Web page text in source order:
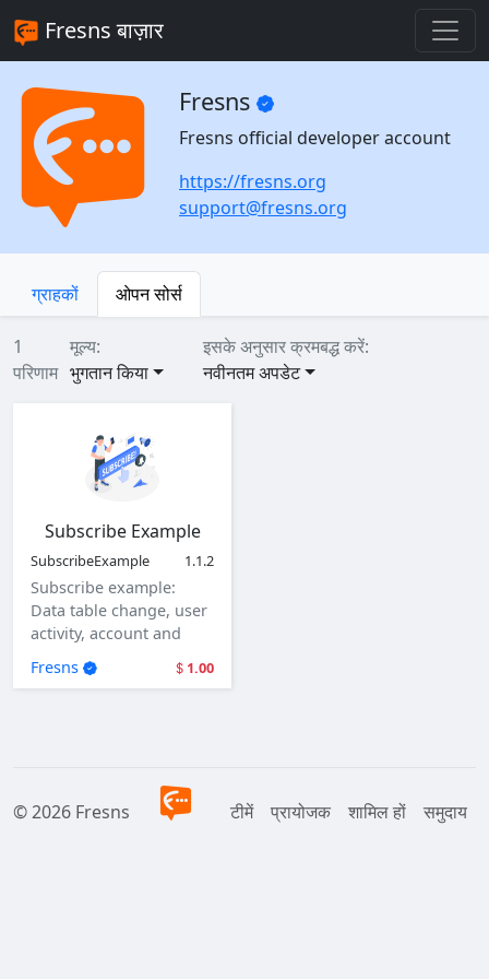
Fresns बाज़ार
Fresns
Fresns official developer account
https://fresns.org
support@fresns.org
ग्राहकों ओपन सोर्स
1
परिणाम
मूल्य:
भुगतान किया
इसके अनुसार क्रमबद्ध करें:
नवीनतम अपडेट
Subscribe Example
SubscribeExample 1.1.2
Subscribe example:
Data table change, user
activity, account and
user login.
Fresns 1.00
© 2026 Fresns टीमें प्रायोजक शामिल हों समुदाय